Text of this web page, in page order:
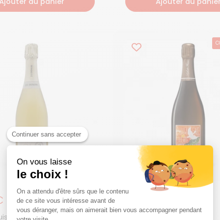
Continuer sans accepter
On vous laisse
le choix !
On a attendu d'être sûrs que le contenu
de ce site vous intéresse avant de
vous déranger, mais on aimerait bien vous accompagner pendant
Denois